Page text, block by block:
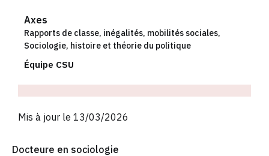
Docteure en sociologie
Axes
Rapports de classe, inégalités, mobilités sociales,
Sociologie, histoire et théorie du politique
Équipe CSU
Mis à jour le 13/03/2026